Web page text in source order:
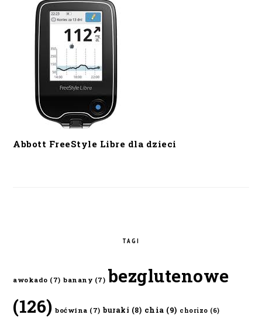
Abbott FreeStyle Libre dla dzieci
TAGI
awokado (7) banany (7) bezglutenowe
(126) boćwina (7) buraki (8) chia (9) chorizo (6)